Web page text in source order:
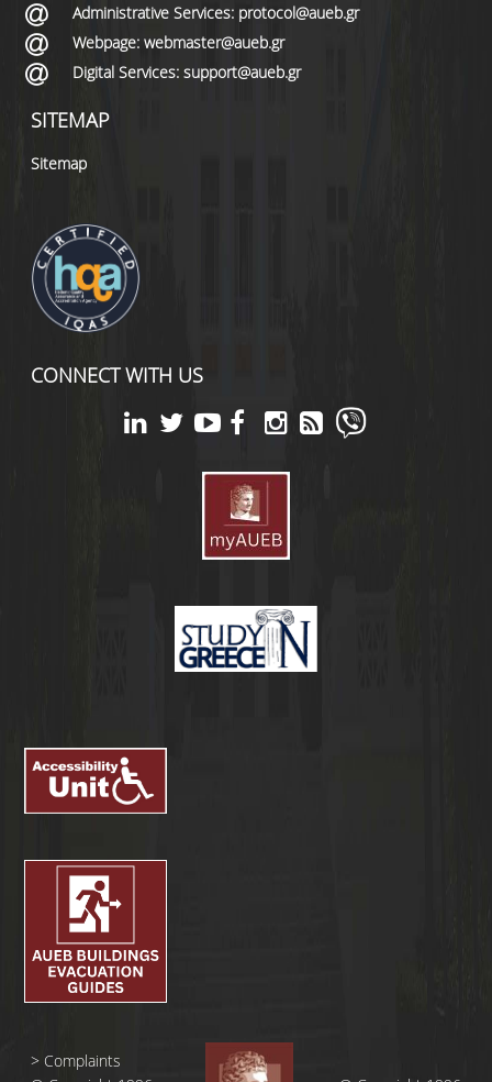
Administrative Services: protocol@aueb.gr
Webpage: webmaster@aueb.gr
Digital Services: support@aueb.gr
SITEMAP
Sitemap
CONNECT WITH US
> Complaints